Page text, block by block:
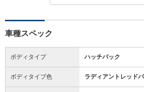
車種スペック
ボディタイプ ハッチバック
ボディタイプ色 ラディアントレッド